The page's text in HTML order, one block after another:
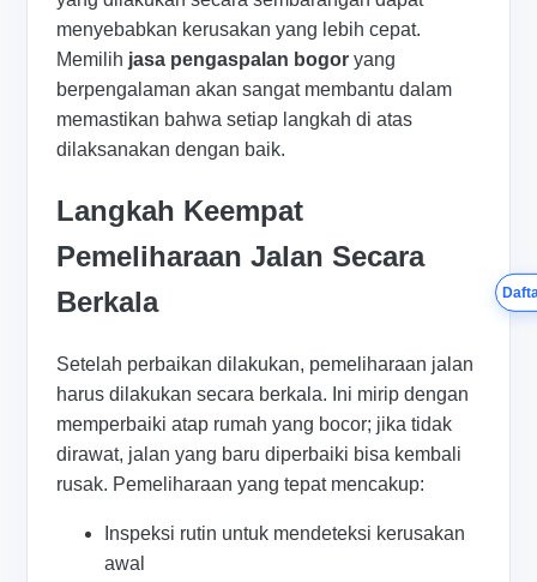
menyebabkan kerusakan yang lebih cepat.
Memilih jasa pengaspalan bogor yang
berpengalaman akan sangat membantu dalam
memastikan bahwa setiap langkah di atas
dilaksanakan dengan baik.
Langkah Keempat
Pemeliharaan Jalan Secara
Berkala
Setelah perbaikan dilakukan, pemeliharaan jalan
harus dilakukan secara berkala. Ini mirip dengan
memperbaiki atap rumah yang bocor; jika tidak
dirawat, jalan yang baru diperbaiki bisa kembali
rusak. Pemeliharaan yang tepat mencakup:
Inspeksi rutin untuk mendeteksi kerusakan
awal